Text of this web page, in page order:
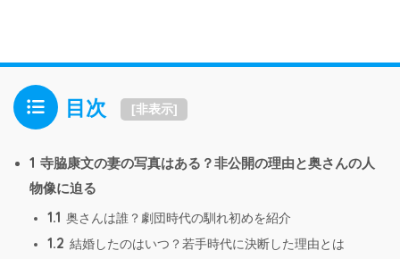
目次 [非表示]
1 寺脇康文の妻の写真はある？非公開の理由と奥さんの人
物像に迫る
1.1 奥さんは誰？劇団時代の馴れ初めを紹介
1.2 結婚したのはいつ？若手時代に決断した理由とは